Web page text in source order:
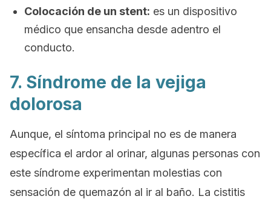
Colocación de un stent: es un dispositivo
médico que ensancha desde adentro el
conducto.
7. Síndrome de la vejiga
dolorosa
Aunque, el síntoma principal no es de manera
específica el ardor al orinar, algunas personas con
este síndrome experimentan molestias con
sensación de quemazón al ir al baño. La cistitis